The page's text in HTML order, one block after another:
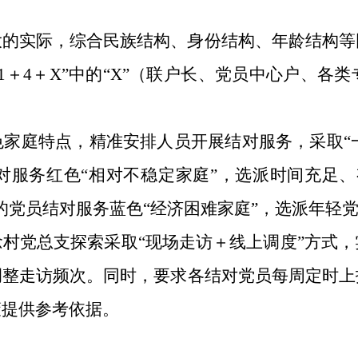
实际，综合民族结构、身份结构、年龄结构
4＋X”中的“X”（联户长、党员中心户、各
庭特点，精准安排人员开展结对服务，采取“
务红色“相对不稳定家庭”，选派时间充足
员结对服务蓝色“经济困难家庭”，选派年轻
党总支探索采取“现场走访＋线上调度”方式
走访频次。同时，要求各结对党员每周定时
供参考依据。